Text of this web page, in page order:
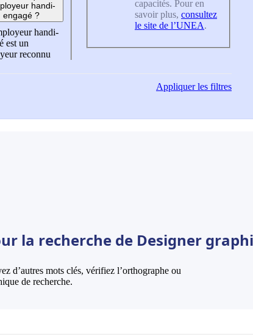
handi-
engagé ?
handi-
est un
reconnu
capacités. Pour en
savoir plus, consultez
le site de l’UNEA.
Appliquerles filtres
la recherche de Designer
d’autres mots clés, vérifiez l’orthographe ou
de recherche.